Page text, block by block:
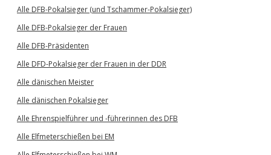
Alle DFB-Pokalsieger (und Tschammer-Pokalsieger)
Alle DFB-Pokalsieger der Frauen
Alle DFB-Präsidenten
Alle DFD-Pokalsieger der Frauen in der DDR
Alle dänischen Meister
Alle dänischen Pokalsieger
Alle Ehrenspielführer und -führerinnen des DFB
Alle Elfmeterschießen bei EM